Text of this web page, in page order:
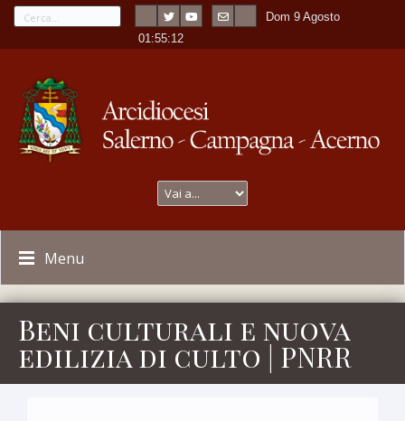
Dom 9 Agosto
-01:55:13
Menu
Beni culturali e nuova
edilizia di culto | PNRR